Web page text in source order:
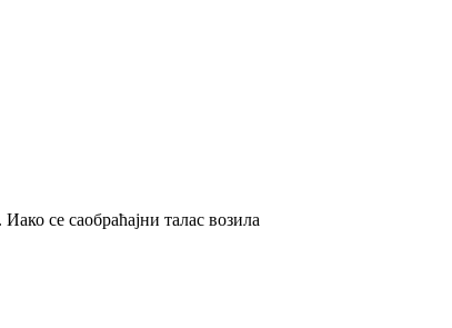
се саобраћајни талас возила